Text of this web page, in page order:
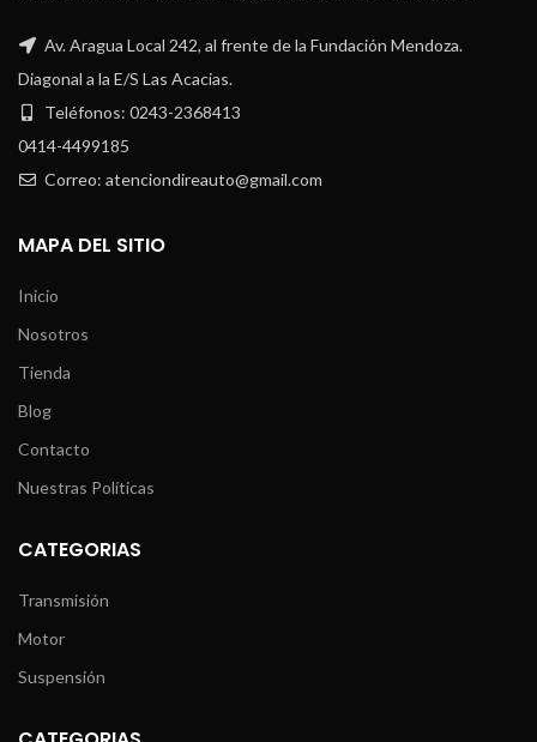
Av. Aragua Local 242, al frente de la Fundación Mendoza.
Diagonal a la E/S Las Acacias.
Teléfonos: 0243-2368413
0414-4499185
Correo: atenciondireauto@gmail.com
MAPA DEL SITIO
Inicio
Nosotros
Tienda
Blog
Contacto
Nuestras Políticas
CATEGORIAS
Transmisión
Motor
Suspensión